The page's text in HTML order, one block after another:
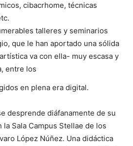
cibacrhome, técnicas
talleres y seminarios
que le han aportado una sólida
va con ella- muy escasa y
entre los
en plena era digital.
desprende diáfanamente de su
Sala Campus Stellae de los
López Núñez. Una didáctica